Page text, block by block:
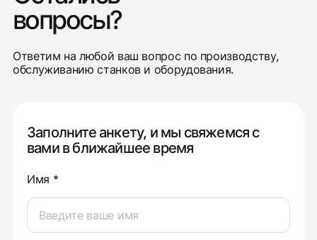
вопросы?
Ответим на любой ваш вопрос по производству,
обслуживанию станков и оборудования.
Заполните анкету, и мы свяжемся с
вами в ближайшее время
Имя *